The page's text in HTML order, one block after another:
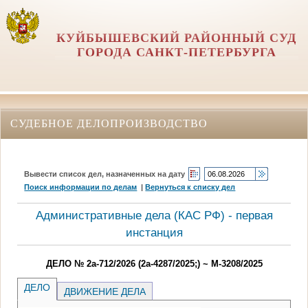
КУЙБЫШЕВСКИЙ РАЙОННЫЙ СУД
ГОРОДА САНКТ-ПЕТЕРБУРГА
СУДЕБНОЕ ДЕЛОПРОИЗВОДСТВО
Вывести список дел, назначенных на дату
Поиск информации по делам |Вернуться к списку дел
Административные дела (КАC РФ) - первая
инстанция
ДЕЛО № 2а-712/2026 (2а-4287/2025;) ~ М-3208/2025
ДЕЛО ДВИЖЕНИЕ ДЕЛА